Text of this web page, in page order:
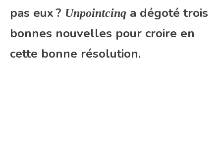
pas eux ? Unpointcinq a dégoté trois
bonnes nouvelles pour croire en
cette bonne résolution.